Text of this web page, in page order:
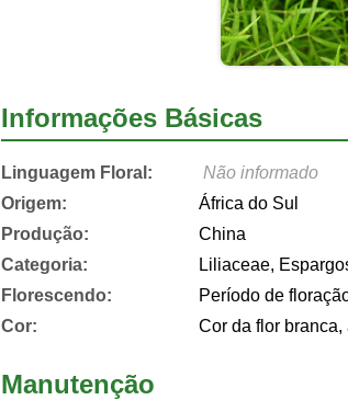
Informações Básicas
Linguagem Floral:
Não informado
Origem:
África do Sul
Produção:
China
Categoria:
Liliaceae,
Florescendo:
Período de
Cor:
Cor da flor
Manutenção